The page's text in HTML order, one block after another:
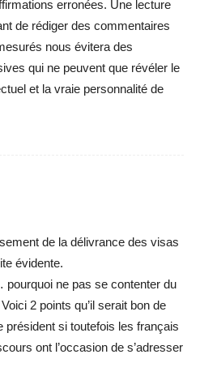
erronées. Une lecture
de rédiger des commentaires
nous évitera des
qui ne peuvent que révéler le
et la vraie personnalité de
de la délivrance des visas
évidente.
ne pas se contenter du
2 points qu’il serait bon de
président si toutefois les français
ont l’occasion de s’adresser